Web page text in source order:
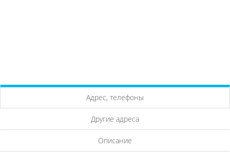
Адрес, телефоны
Другие адреса
Описание